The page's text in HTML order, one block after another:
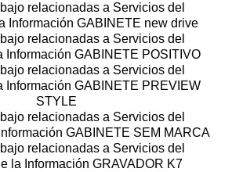
relacionadas a Servicios del
Información GABINETE new drive
relacionadas a Servicios del
Información GABINETE POSITIVO
relacionadas a Servicios del
Información GABINETE PREVIEW
STYLE
relacionadas a Servicios del
GABINETE SEM MARCA
relacionadas a Servicios del
la Información GRAVADOR K7